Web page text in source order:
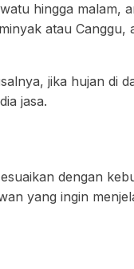
hingga malam,
atau Canggu,
jika hujan di
jasa.
dengan
yang ingin